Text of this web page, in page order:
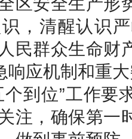
，清醒认识
民群众生命财
响应机制和重
个到位”工作要
注，确保第一